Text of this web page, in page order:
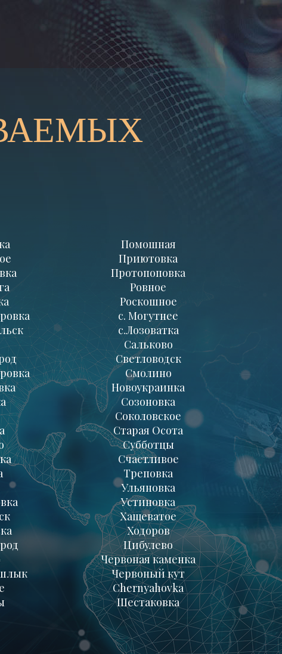
Помошная
Приютовка
Протопоповка
Ровное
Роскошное
с. Могутнее
с.Лозоватка
Сальково
Светловодск
Смолино
Новоукраинка
Созоновка
Соколовское
Старая Осота
Субботцы
Счастливое
Треповка
Ульяновка
Устиновка
Хащеватое
Ходоров
Цибулево
Червоная каменка
Червоный кут
Chernyahovka
Шестаковка